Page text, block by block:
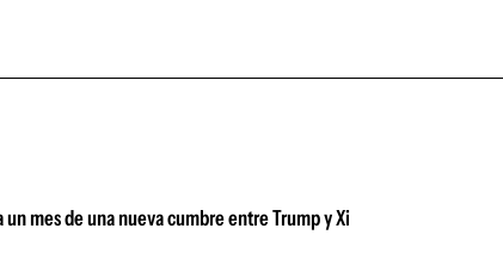
mes de una nueva cumbre entre Trump y Xi